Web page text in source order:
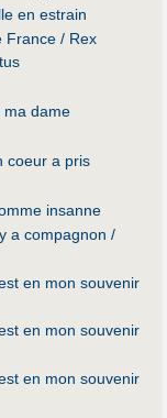
en estrain
France / Rex
ma dame
coeur a pris
insanne
a compagnon /
en mon souvenir
en mon souvenir
en mon souvenir